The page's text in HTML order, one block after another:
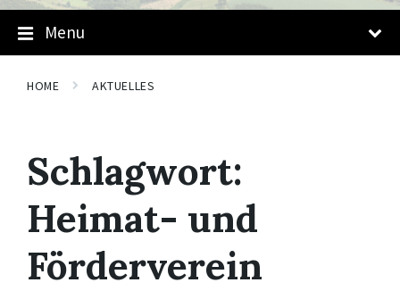
Menu
HOME AKTUELLES
Schlagwort:
Heimat- und
Förderverein